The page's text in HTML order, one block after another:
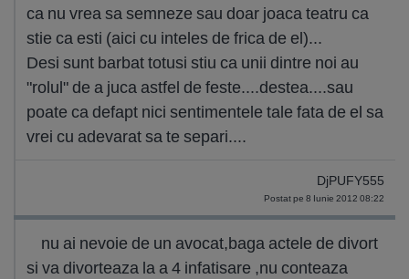
ca nu vrea sa semneze sau doar joaca teatru ca
stie ca esti (aici cu inteles de frica de el)...
Desi sunt barbat totusi stiu ca unii dintre noi au
"rolul" de a juca astfel de feste....destea....sau
poate ca defapt nici sentimentele tale fata de el sa
vrei cu adevarat sa te separi....
DjPUFY555
Postat pe 8 Iunie 2012 08:22
nu ai nevoie de un avocat,baga actele de divort
si va divorteaza la a 4 infatisare ,nu conteaza